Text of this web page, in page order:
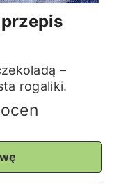
–
rogaliki.
ocen